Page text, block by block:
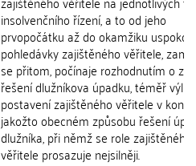
insolvenčního řízení, a to od jeho
prvopočátku až do okamžiku
pohledávky zajištěného věřitele,
se přitom, počínaje rozhodnutím o
řešení dlužníkova úpadku, téměř
postavení zajištěného věřitele v
jakožto obecném způsobu řešení
dlužníka, při němž se role zajištěného
věřitele prosazuje nejsilněji.